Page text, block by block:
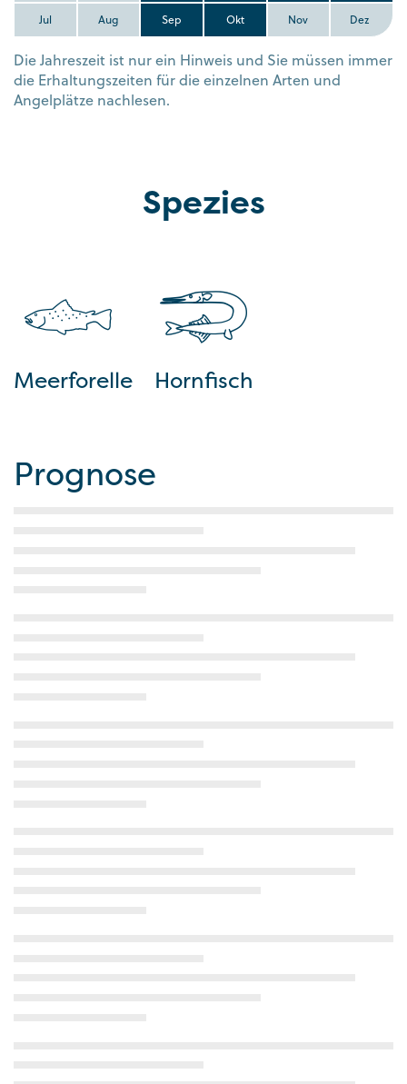
Jul Aug Sep Okt Nov Dez
Die Jahreszeit ist nur ein Hinweis und Sie müssen immer
die Erhaltungszeiten für die einzelnen Arten und
Angelplätze nachlesen.
Spezies
Meerforelle Hornfisch
Prognose